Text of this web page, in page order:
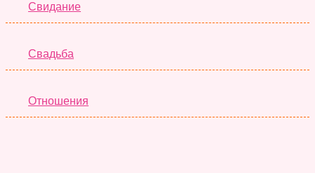
Свидание
Свадьба
Отношения